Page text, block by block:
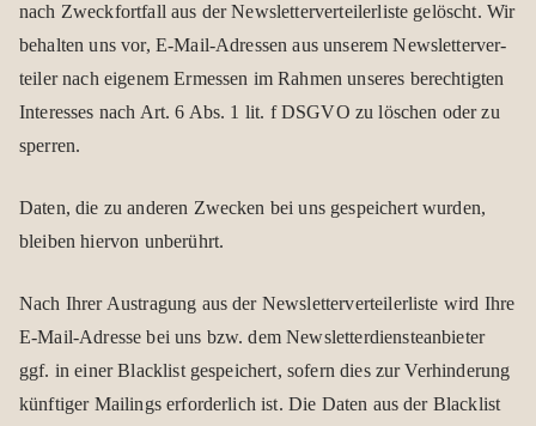
nach Zweck­fort­fall aus der News­let­ter­ver­tei­ler­liste gelöscht. Wir
behal­ten uns vor, E‑Mail-Adres­sen aus unse­rem News­let­ter­ver­
tei­ler nach eige­nem Ermes­sen im Rah­men unse­res berech­tig­ten
Inter­es­ses nach Art. 6 Abs. 1 lit. f DSGVO zu löschen oder zu
sper­ren.
Daten, die zu ande­ren Zwe­cken bei uns gespei­chert wur­den,
blei­ben hier­von unbe­rührt.
Nach Ihrer Aus­tra­gung aus der News­let­ter­ver­tei­ler­liste wird Ihre
E‑Mail-Adresse bei uns bzw. dem News­let­ter­diens­te­an­bie­ter
ggf. in einer Black­list gespei­chert, sofern dies zur Ver­hin­de­rung
künf­ti­ger Mai­lings erfor­der­lich ist. Die Daten aus der Black­list